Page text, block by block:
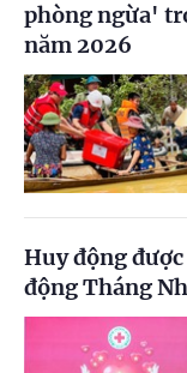
phòng ngừa'
năm 2026
Huy động
động Tháng